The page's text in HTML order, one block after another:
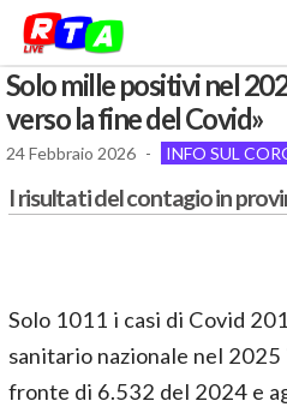
Solo mille positivi nel
verso la fine del Covid»
24 Febbraio 2026 - INFO SUL
I risultati del contagio in
Solo 1011 i casi di Covid
sanitario nazionale nel 2025
fronte di 6.532 del 2024 e